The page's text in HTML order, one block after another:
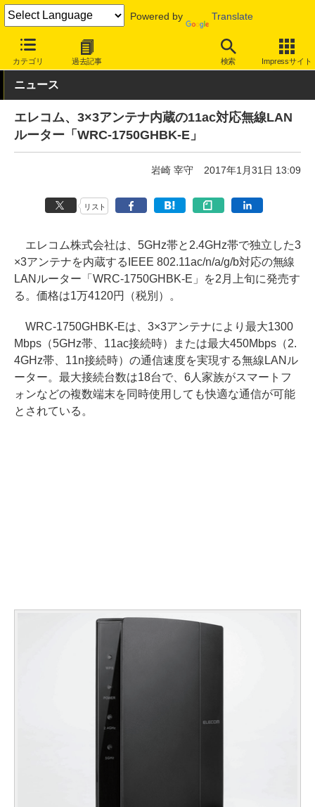
Powered by Translate
カテゴリ 過去記事 検索 Impressサイト
INTERNET Watch ハードウェア ルーター
ニュース
エレコム、3×3アンテナ内蔵の11ac対応無線LAN
ルーター「WRC-1750GHBK-E」
岩崎 宰守 2017年1月31日 13:09
リスト
エレコム株式会社は、5GHz帯と2.4GHz帯で独立した3
×3アンテナを内蔵するIEEE 802.11ac/n/a/g/b対応の無線
LANルーター「WRC-1750GHBK-E」を2月上旬に発売す
る。価格は1万4120円（税別）。
WRC-1750GHBK-Eは、3×3アンテナにより最大1300
Mbps（5GHz帯、11ac接続時）または最大450Mbps（2.
4GHz帯、11n接続時）の通信速度を実現する無線LANル
ーター。最大接続台数は18台で、6人家族がスマートフ
ォンなどの複数端末を同時使用しても快適な通信が可能
とされている。